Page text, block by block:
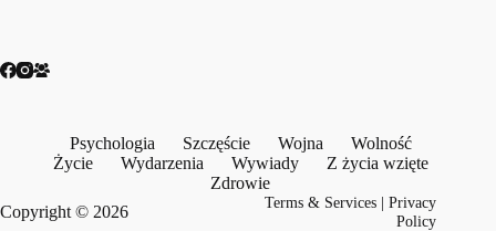
Psychologia Szczęście Wojna
Wolność
Życie
Wydarzenia Wywiady
Z życia wzięte
Zdrowie
Copyright © 2026
Terms & Services |Privacy
Policy